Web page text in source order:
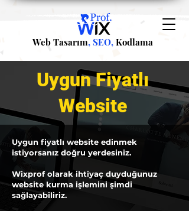
Web Tasarım, SEO, Kodlama
Uygun Fiyatlı
Website
Uygun fiyatlı website edinmek
istiyorsanız doğru yerdesiniz. ​
Wixprof olarak ihtiyaç duyduğunuz
website kurma işlemini şimdi
sağlayabiliriz.